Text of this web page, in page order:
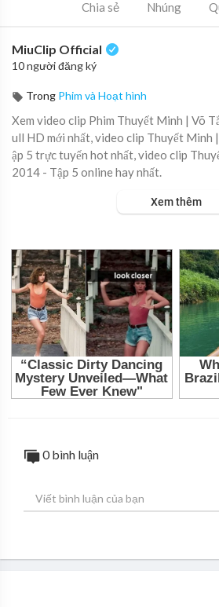
Chia sẻ Nhúng
MiuClip Official
10 người đăng ký
Trong Phim và Hoạt hình
Xem video clip Phim Thuyết Minh | Võ
ull HD mới nhất, video clip Thuyết Minh
ập 5 trực tuyến hot nhất, video clip
2014 - Tập 5 online hay nhất.
▶ Xem danh sách phát Full tập tại đây:
Xem thêm
0 bình luận